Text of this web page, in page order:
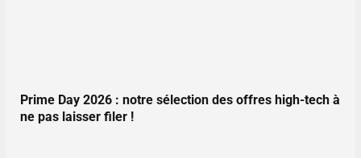
Prime Day 2026 : notre sélection des offres high-tech à
ne pas laisser filer !